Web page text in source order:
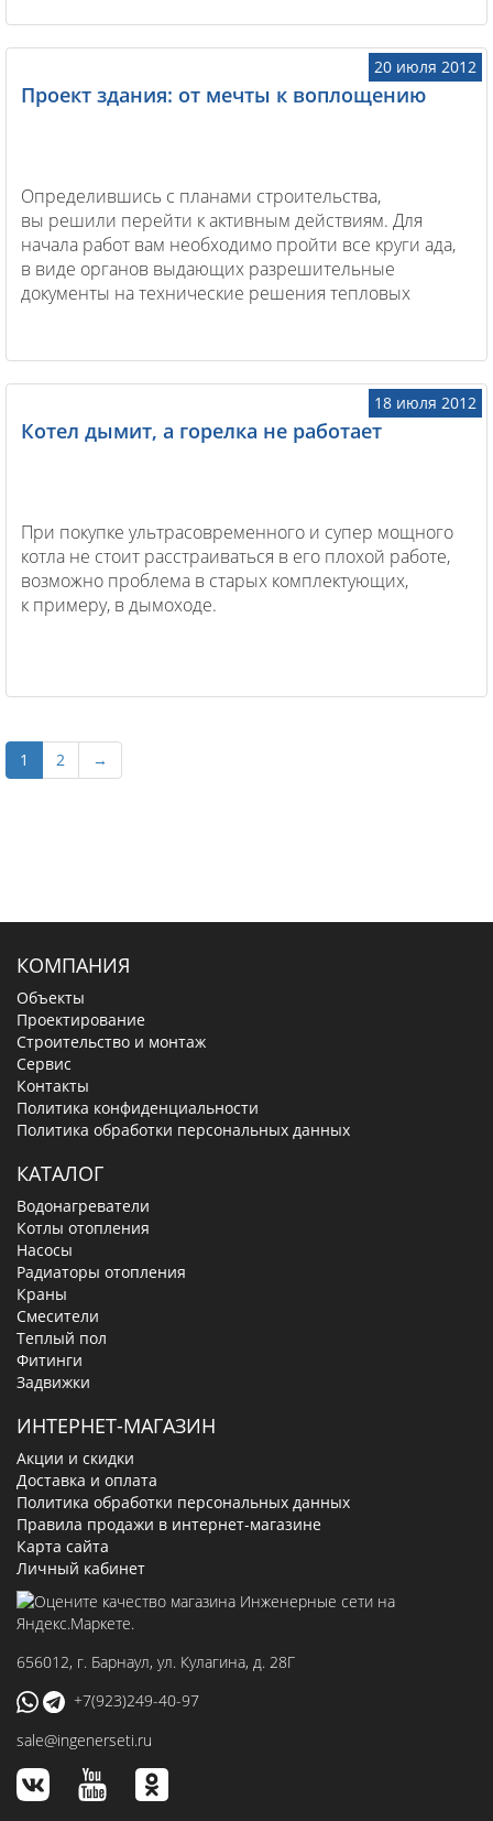
20 июля 2012
Проект здания: от мечты к воплощению
Определившись с планами строительства,
вы решили перейти к активным действиям. Для
начала работ вам необходимо пройти все круги ада,
в виде органов выдающих разрешительные
документы на технические решения тепловых
18 июля 2012
Котел дымит, а горелка не работает
При покупке ультрасовременного и супер мощного
котла не стоит расстраиваться в его плохой работе,
возможно проблема в старых комплектующих,
к примеру, в дымоходе.
1 2 →
КОМПАНИЯ
Объекты
Проектирование
Строительство и монтаж
Сервис
Контакты
Политика конфиденциальности
Политика обработки персональных данных
КАТАЛОГ
Водонагреватели
Котлы отопления
Насосы
Радиаторы отопления
Краны
Смесители
Теплый пол
Фитинги
Задвижки
ИНТЕРНЕТ-МАГАЗИН
Акции и скидки
Доставка и оплата
Политика обработки персональных данных
Правила продажи в интернет-магазине
Карта сайта
Личный кабинет
656012, г. Барнаул, ул. Кулагина, д. 28Г
+7(923)249-40-97
sale@ingenerseti.ru